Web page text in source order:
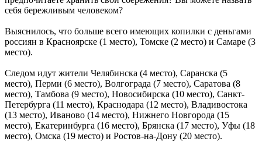
себя бережливым человеком?
Выяснилось, что больше всего имеющих копилки с деньгами
россиян в Красноярске (1 место), Томске (2 место) и Самаре (3
место).
Следом идут жители Челябинска (4 место), Саранска (5
место), Перми (6 место), Волгограда (7 место), Саратова (8
место), Тамбова (9 место), Новосибирска (10 место), Санкт-
Петербурга (11 место), Краснодара (12 место), Владивостока
(13 место), Иваново (14 место), Нижнего Новгорода (15
место), Екатеринбурга (16 место), Брянска (17 место), Уфы (18
место), Омска (19 место) и Ростов-на-Дону (20 место).